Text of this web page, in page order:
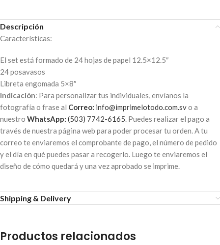
Descripción
Características:
El set está formado de 24 hojas de papel 12.5×12.5″
24 posavasos
Libreta engomada 5×8″
Indicación: Para personalizar tus individuales, envíanos la
fotografía o frase al Correo: info@imprimelotodo.com.svo a
nuestro WhatsApp: (503) 7742-6165. Puedes realizar el pago a
través de nuestra página web para poder procesar tu orden. A tu
correo te enviaremos el comprobante de pago, el número de pedido
y el día en qué puedes pasar a recogerlo. Luego te enviaremos el
diseño de cómo quedará y una vez aprobado se imprime.
Shipping & Delivery
Productos relacionados